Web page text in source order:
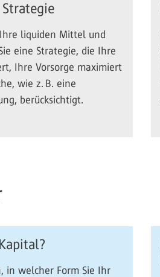
liquiden Mittel und
eine Strategie, die Ihre
Ihre Vorsorge maximiert
wie z. B. eine
berücksichtigt.
in welcher Form Sie Ihr